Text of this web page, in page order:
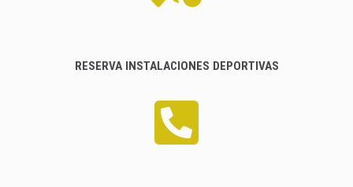
RESERVA INSTALACIONES DEPORTIVAS